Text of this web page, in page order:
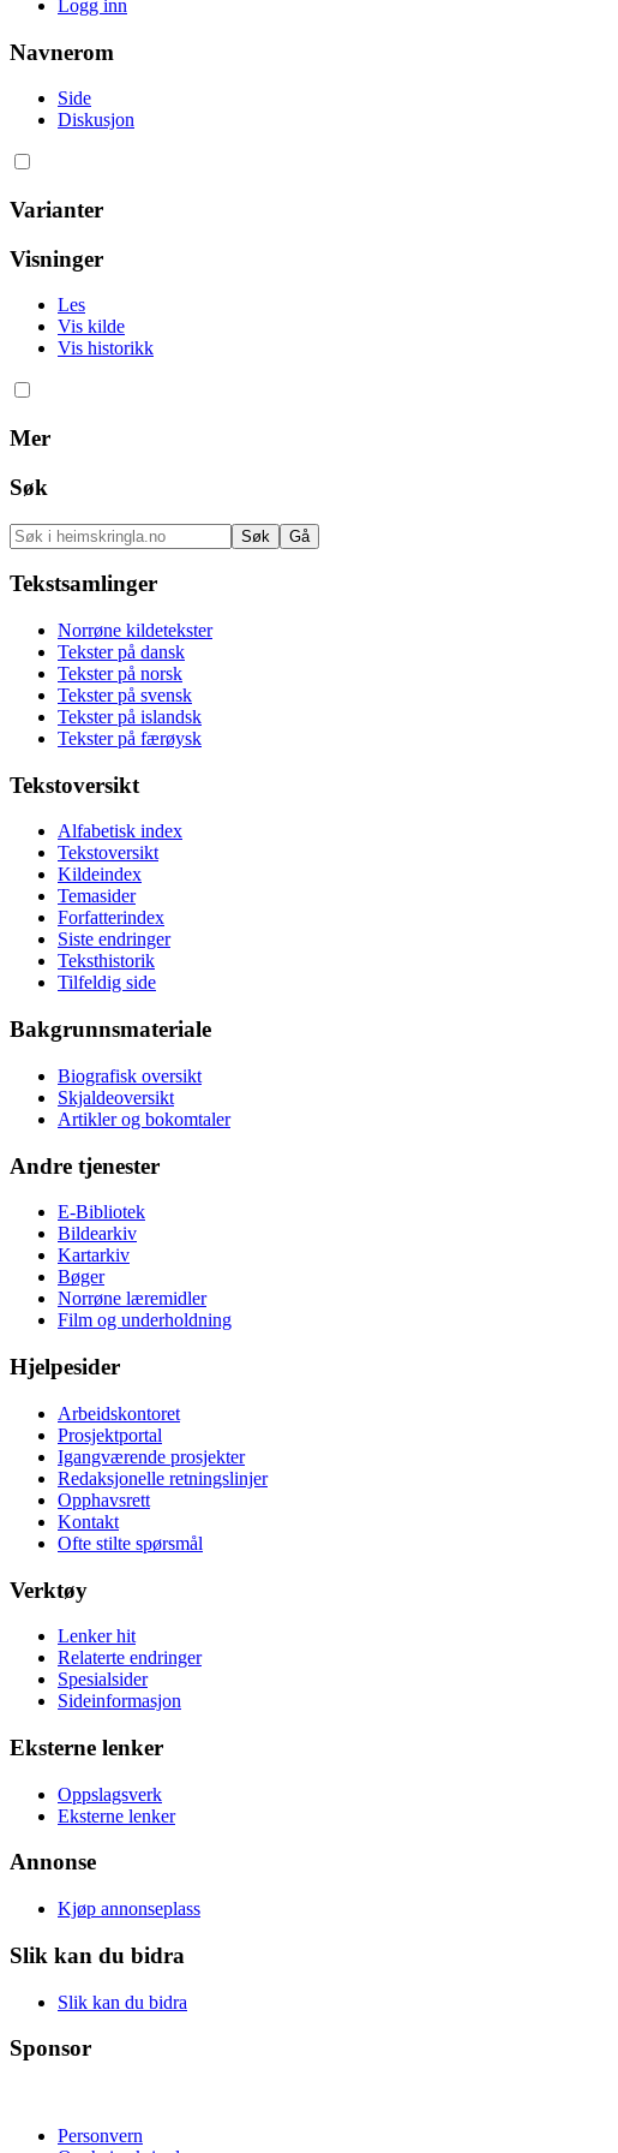
Logg inn
Navnerom
Side
Diskusjon
Varianter
Visninger
Les
Vis kilde
Vis historikk
Mer
Søk
Tekstsamlinger
Norrøne kildetekster
Tekster på dansk
Tekster på norsk
Tekster på svensk
Tekster på islandsk
Tekster på færøysk
Tekstoversikt
Alfabetisk index
Tekstoversikt
Kildeindex
Temasider
Forfatterindex
Siste endringer
Teksthistorik
Tilfeldig side
Bakgrunnsmateriale
Biografisk oversikt
Skjaldeoversikt
Artikler og bokomtaler
Andre tjenester
E-Bibliotek
Bildearkiv
Kartarkiv
Bøger
Norrøne læremidler
Film og underholdning
Hjelpesider
Arbeidskontoret
Prosjektportal
Igangværende prosjekter
Redaksjonelle retningslinjer
Opphavsrett
Kontakt
Ofte stilte spørsmål
Verktøy
Lenker hit
Relaterte endringer
Spesialsider
Sideinformasjon
Eksterne lenker
Oppslagsverk
Eksterne lenker
Annonse
Kjøp annonseplass
Slik kan du bidra
Slik kan du bidra
Sponsor
Personvern